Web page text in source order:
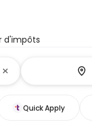
d'impôts
Quick Apply